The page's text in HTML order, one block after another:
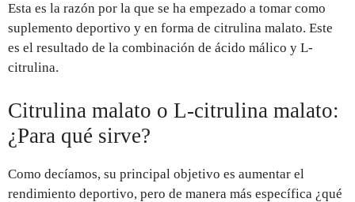
Esta es la razón por la que se ha empezado a tomar como
suplemento deportivo y en forma de citrulina malato. Este
es el resultado de la combinación de ácido málico y L-
citrulina.
Citrulina malato o L-citrulina malato:
¿Para qué sirve?
Como decíamos, su principal objetivo es aumentar el
rendimiento deportivo, pero de manera más específica ¿qué